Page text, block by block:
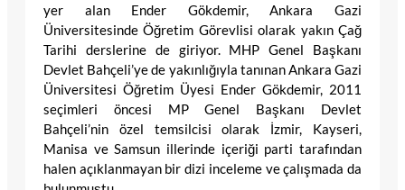
yer alan Ender Gökdemir, Ankara Gazi
Üniversitesinde Öğretim Görevlisi olarak yakın Çağ
Tarihi derslerine de giriyor. MHP Genel Başkanı
Devlet Bahçeli’ye de yakınlığıyla tanınan Ankara Gazi
Üniversitesi Öğretim Üyesi Ender Gökdemir, 2011
seçimleri öncesi MP Genel Başkanı Devlet
Bahçeli’nin özel temsilcisi olarak İzmir, Kayseri,
Manisa ve Samsun illerinde içeriği parti tarafından
halen açıklanmayan bir dizi inceleme ve çalışmada da